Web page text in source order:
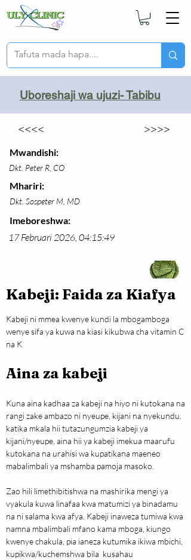
Uboreshaji wa ujuzi- Tabibu
<<<< >>>>
Mwandishi:
Dkt. Peter R, CO
Mhariri:
Dkt. Sospeter M, MD
Imeboreshwa:
17 Februari 2026, 04:15:49
Kabeji: Faida za Kiafya
Kabeji ni mmea kwenye kundi la mbogamboga
wenye sifa ya kuwa na kiasi kikubwa cha vitamin C
na K
Aina za kabeji
Kuna aina kadhaa za kabeji na hiyo ni kutokana na
rangi zake ambazo ni nyeupe, kijani na nyekundu.
katika mkala hii tutazungumzia kabeji ya
kijani/nyeupe, aina hii ya kabeji imekua maarufu
kutokana na urahisi wa kupatikana maeneo
mabalimbali ya mshamba pamoja masoko.
Zao hili limethibitishwa na mashirika mengi ya
vyakula kuwa linafaa kwa matumizi ya binadamu
na ni salama kwa afya. Kabeji inaweza tumiwa kwa
namna mbalimbali mfano kama mboga, kiungo
kwenye chakula, pia ianeza kutumika ikiwa mbichi,
kupikwa/kuchemshwa bila  kusahau